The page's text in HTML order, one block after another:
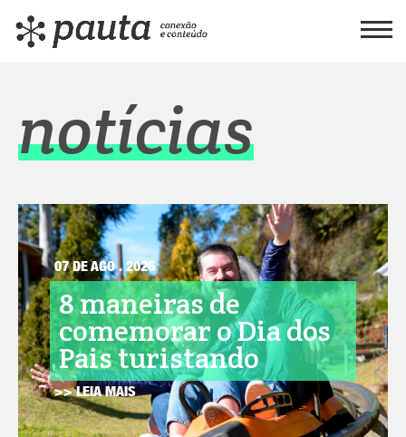
notícias
07 DE AGO . 2026
8 maneiras de
comemorar o Dia dos
Pais turistando
>> LEIA MAIS